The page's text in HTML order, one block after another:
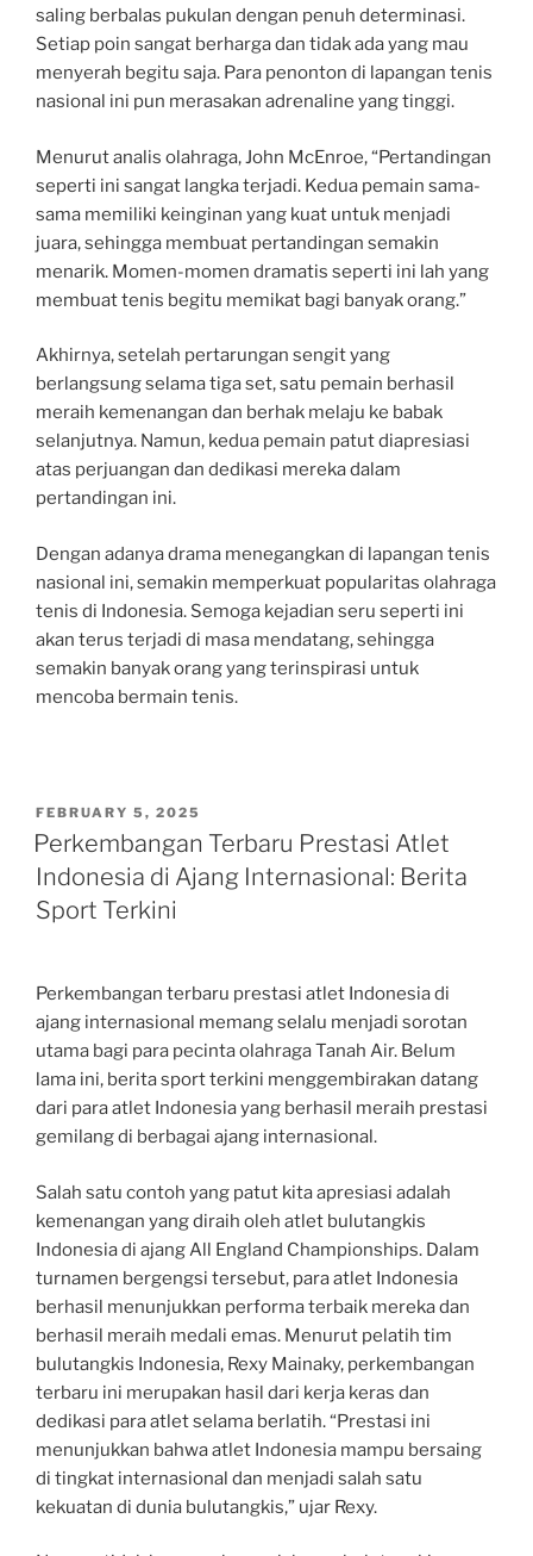
saling berbalas pukulan dengan penuh determinasi.
Setiap poin sangat berharga dan tidak ada yang mau
menyerah begitu saja. Para penonton di lapangan tenis
nasional ini pun merasakan adrenaline yang tinggi.
Menurut analis olahraga, John McEnroe, “Pertandingan
seperti ini sangat langka terjadi. Kedua pemain sama-
sama memiliki keinginan yang kuat untuk menjadi
juara, sehingga membuat pertandingan semakin
menarik. Momen-momen dramatis seperti ini lah yang
membuat tenis begitu memikat bagi banyak orang.”
Akhirnya, setelah pertarungan sengit yang
berlangsung selama tiga set, satu pemain berhasil
meraih kemenangan dan berhak melaju ke babak
selanjutnya. Namun, kedua pemain patut diapresiasi
atas perjuangan dan dedikasi mereka dalam
pertandingan ini.
Dengan adanya drama menegangkan di lapangan tenis
nasional ini, semakin memperkuat popularitas olahraga
tenis di Indonesia. Semoga kejadian seru seperti ini
akan terus terjadi di masa mendatang, sehingga
semakin banyak orang yang terinspirasi untuk
mencoba bermain tenis.
POSTED
ON
FEBRUARY 5, 2025
Perkembangan Terbaru Prestasi Atlet
Indonesia di Ajang Internasional: Berita
Sport Terkini
Perkembangan terbaru prestasi atlet Indonesia di
ajang internasional memang selalu menjadi sorotan
utama bagi para pecinta olahraga Tanah Air. Belum
lama ini, berita sport terkini menggembirakan datang
dari para atlet Indonesia yang berhasil meraih prestasi
gemilang di berbagai ajang internasional.
Salah satu contoh yang patut kita apresiasi adalah
kemenangan yang diraih oleh atlet bulutangkis
Indonesia di ajang All England Championships. Dalam
turnamen bergengsi tersebut, para atlet Indonesia
berhasil menunjukkan performa terbaik mereka dan
berhasil meraih medali emas. Menurut pelatih tim
bulutangkis Indonesia, Rexy Mainaky, perkembangan
terbaru ini merupakan hasil dari kerja keras dan
dedikasi para atlet selama berlatih. “Prestasi ini
menunjukkan bahwa atlet Indonesia mampu bersaing
di tingkat internasional dan menjadi salah satu
kekuatan di dunia bulutangkis,” ujar Rexy.